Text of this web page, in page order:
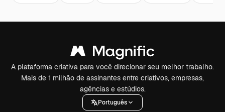
A plataforma criativa para você direcionar seu melhor trabalho.
Mais de 1 milhão de assinantes entre criativos, empresas,
agências e estúdios.
Português